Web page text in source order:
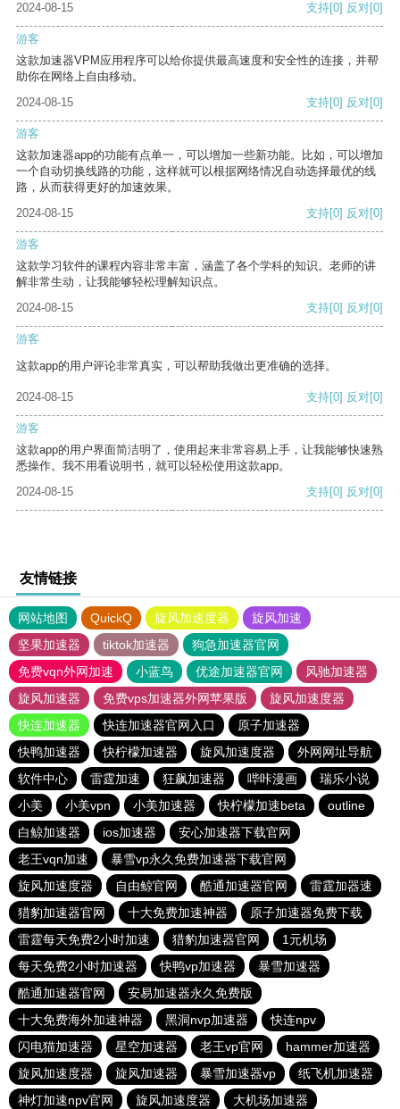
2024-08-15
支持[0] 反对[0]
游客
这款加速器VPM应用程序可以给你提供最高速度和安全性的连接，并帮
助你在网络上自由移动。
2024-08-15
支持[0] 反对[0]
游客
这款加速器app的功能有点单一，可以增加一些新功能。比如，可以增加
一个自动切换线路的功能，这样就可以根据网络情况自动选择最优的线
路，从而获得更好的加速效果。
2024-08-15
支持[0] 反对[0]
游客
这款学习软件的课程内容非常丰富，涵盖了各个学科的知识。老师的讲
解非常生动，让我能够轻松理解知识点。
2024-08-15
支持[0] 反对[0]
游客
这款app的用户评论非常真实，可以帮助我做出更准确的选择。
2024-08-15 支持[0] 反对[0]
游客
这款app的用户界面简洁明了，使用起来非常容易上手，让我能够快速熟
悉操作。我不用看说明书，就可以轻松使用这款app。
2024-08-15
支持[0] 反对[0]
友情链接
网站地图 QuickQ 旋风加速度器
旋风加速
坚果加速器
tiktok加速器
狗急加速器官网
免费vqn外网加速
小蓝鸟 优途加速器官网
风驰加速器
旋风加速器
免费vps加速器外网苹果版
旋风加速度器
快连加速器
快连加速器官网入口
原子加速器
快鸭加速器
快柠檬加速器 旋风加速度器
外网网址导航
软件中心
雷霆加速 狂飙加速器 哔咔漫画
瑞乐小说
小美
小美vpn 小美加速器 快柠檬加速beta
outline
白鲸加速器
ios加速器
安心加速器下载官网
老王vqn加速
暴雪vp永久免费加速器下载官网
旋风加速度器
自由鲸官网 酷通加速器官网
雷霆加器速
猎豹加速器官网
十大免费加速神器
原子加速器免费下载
雷霆每天免费2小时加速
猎豹加速器官网
1元机场
每天免费2小时加速器
快鸭vp加速器
暴雪加速器
酷通加速器官网
安易加速器永久免费版
十大免费海外加速神器
黑洞nvp加速器
快连npv
闪电猫加速器
星空加速器 老王vp官网
hammer加速器
旋风加速度器
旋风加速器 暴雪加速器vp
纸飞机加速器
神灯加速npv官网
旋风加速度器 大机场加速器